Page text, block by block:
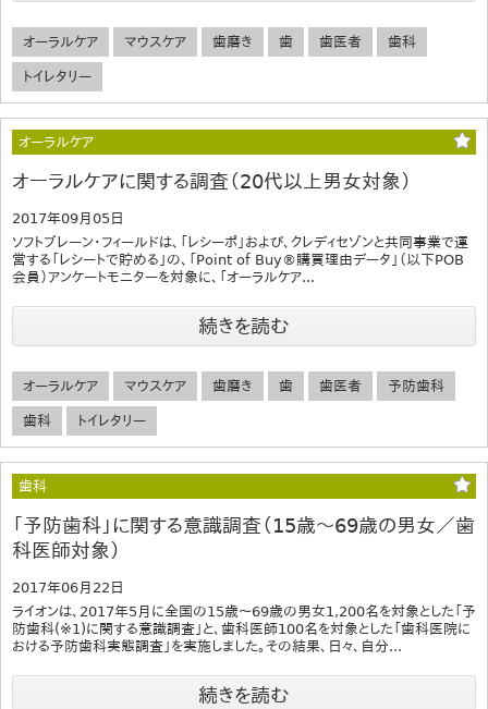
オーラルケア マウスケア 歯磨き 歯 歯医者 歯科
トイレタリー
オーラルケア
オーラルケアに関する調査（20代以上男女対象）
2017年09月05日
ソフトブレーン・フィールドは、「レシーポ」および、クレディセゾンと共同事業で運
営する「レシートで貯める」の、「Point of Buy®購買理由データ」（以下POB
会員）アンケートモニターを対象に、「オーラルケア...
続きを読む
オーラルケア マウスケア 歯磨き 歯 歯医者 予防歯科
歯科 トイレタリー
歯科
「予防歯科」に関する意識調査（15歳～69歳の男女／歯
科医師対象）
2017年06月22日
ライオンは、2017年5月に全国の15歳～69歳の男女1,200名を対象とした「予
防歯科(※1)に関する意識調査」と、歯科医師100名を対象とした「歯科医院に
おける予防歯科実態調査」を実施しました。その結果、日々、自分...
続きを読む